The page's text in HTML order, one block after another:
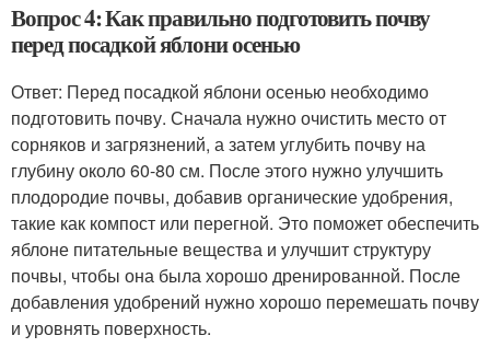
Вопрос 4: Как правильно подготовить почву
перед посадкой яблони осенью
Ответ: Перед посадкой яблони осенью необходимо
подготовить почву. Сначала нужно очистить место от
сорняков и загрязнений, а затем углубить почву на
глубину около 60-80 см. После этого нужно улучшить
плодородие почвы, добавив органические удобрения,
такие как компост или перегной. Это поможет обеспечить
яблоне питательные вещества и улучшит структуру
почвы, чтобы она была хорошо дренированной. После
добавления удобрений нужно хорошо перемешать почву
и уровнять поверхность.